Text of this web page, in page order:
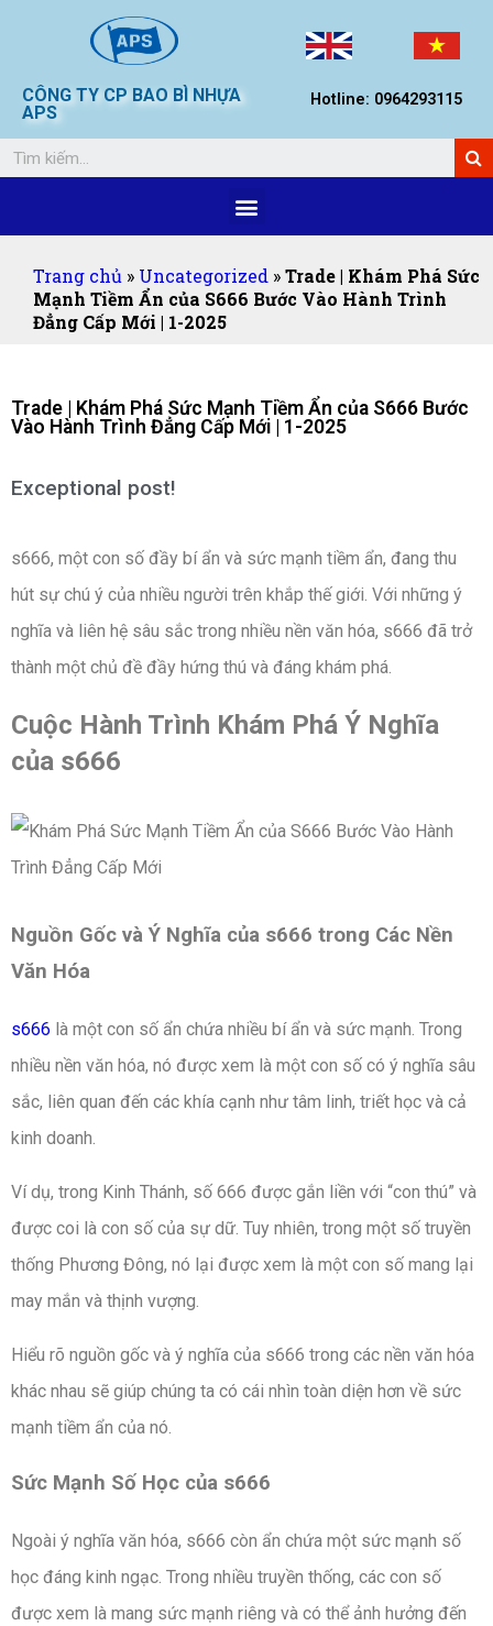
CÔNG TY CP BAO BÌ NHỰA
APS
Hotline: 0964293115
Trang chủ » Uncategorized »Trade | Khám Phá Sức
Mạnh Tiềm Ẩn của S666 Bước Vào Hành Trình
Đẳng Cấp Mới | 1-2025
Trade | Khám Phá Sức Mạnh Tiềm Ẩn của S666 Bước
Vào Hành Trình Đẳng Cấp Mới | 1-2025
Exceptional post!
s666, một con số đầy bí ẩn và sức mạnh tiềm ẩn, đang thu
hút sự chú ý của nhiều người trên khắp thế giới. Với những ý
nghĩa và liên hệ sâu sắc trong nhiều nền văn hóa, s666 đã trở
thành một chủ đề đầy hứng thú và đáng khám phá.
Cuộc Hành Trình Khám Phá Ý Nghĩa
của s666
Nguồn Gốc và Ý Nghĩa của s666 trong Các Nền
Văn Hóa
s666 là một con số ẩn chứa nhiều bí ẩn và sức mạnh. Trong
nhiều nền văn hóa, nó được xem là một con số có ý nghĩa sâu
sắc, liên quan đến các khía cạnh như tâm linh, triết học và cả
kinh doanh.
Ví dụ, trong Kinh Thánh, số 666 được gắn liền với “con thú” và
được coi là con số của sự dữ. Tuy nhiên, trong một số truyền
thống Phương Đông, nó lại được xem là một con số mang lại
may mắn và thịnh vượng.
Hiểu rõ nguồn gốc và ý nghĩa của s666 trong các nền văn hóa
khác nhau sẽ giúp chúng ta có cái nhìn toàn diện hơn về sức
mạnh tiềm ẩn của nó.
Sức Mạnh Số Học của s666
Ngoài ý nghĩa văn hóa, s666 còn ẩn chứa một sức mạnh số
học đáng kinh ngạc. Trong nhiều truyền thống, các con số
được xem là mang sức mạnh riêng và có thể ảnh hưởng đến